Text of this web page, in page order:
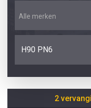
Alle merken
H90 PN6
2